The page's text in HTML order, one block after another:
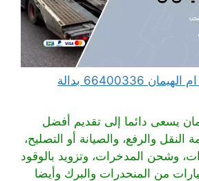
ونش كرين سطحة ام الهيمان 66400336 بدالة
يسعى دائما إلى تقديم أفضل
والرفع، والصيانة أو التصليح،
وشحن المدخرات، وتزويد بالوقود
من المنحدرات والبرك وأيضا